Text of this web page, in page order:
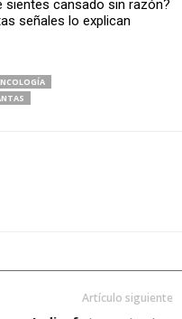
sientes cansado sin razón?
señales lo explican
Artículo siguiente